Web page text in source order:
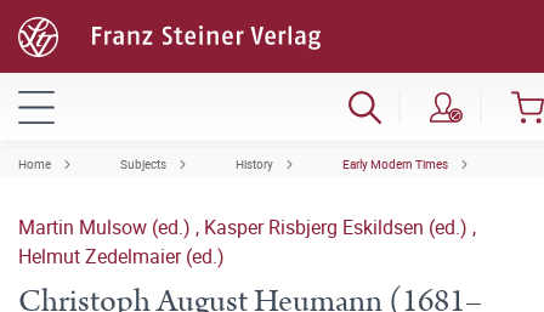
Home Subjects History Early Modern Times
Martin Mulsow (ed.) , Kasper Risbjerg Eskildsen (ed.) ,
Helmut Zedelmaier (ed.)
Christoph August Heumann (1681–